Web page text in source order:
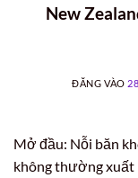
New
ĐĂNG VÀO
Mở đầu: Nỗi băn
không thường xuất